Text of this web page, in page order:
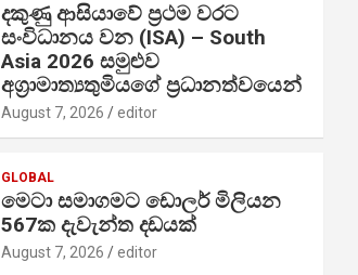
දකුණු ආසියාවේ ප්‍රථම වරට
සංවිධානය වන (ISA) – South
Asia 2026 සමුළුව
අග්‍රාමාත්‍යතුමියගේ ප්‍රධානත්වයෙන්
August 7, 2026 editor
GLOBAL
මෙටා සමාගමට ඩොලර් මිලියන
567ක දැවැන්ත දඩයක්
August 7, 2026 editor